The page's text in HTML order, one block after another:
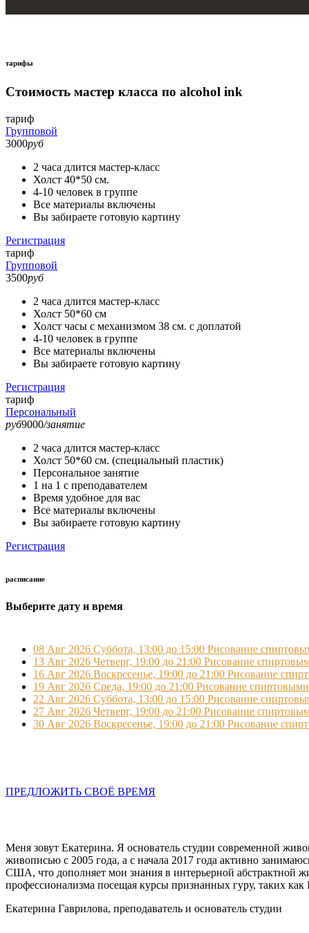
тарифы
Стоимость мастер класса по alcohol ink
тариф
Групповой
3000руб
2 часа длится мастер-класс
Холст 40*50 см.
4-10 человек в группе
Все материалы включены
Вы забираете готовую картину
Регистрация
тариф
Групповой
3500руб
2 часа длится мастер-класс
Холст 50*60 см
Холст часы с механизмом 38 см. с доплатой
4-10 человек в группе
Все материалы включены
Вы забираете готовую картину
Регистрация
тариф
Персональный
руб9000/занятие
2 часа длится мастер-класс
Холст 50*60 см. (специальный пластик)
Персональное занятие
1 на 1 с преподавателем
Время удобное для вас
Все материалы включены
Вы забираете готовую картину
Регистрация
расписание
Выберите дату и время
08 Авг 2026 Суббота, 13:00 до 15:00 Рисование
13 Авг 2026 Четверг, 19:00 до 21:00 Рисование
16 Авг 2026 Воскресенье, 19:00 до 21:00 Рисование
19 Авг 2026 Среда, 19:00 до 21:00 Рисование
22 Авг 2026 Суббота, 13:00 до 15:00 Рисование
27 Авг 2026 Четверг, 19:00 до 21:00 Рисование
30 Авг 2026 Воскресенье, 19:00 до 21:00 Рисование
ПРЕДЛОЖИТЬ СВОЁ ВРЕМЯ
Меня зовут Екатерина. Я основатель студии современной
живописью с 2005 года, а с начала 2017 года активно
США, что дополняет мои знания в интерьерной абстрактной
профессионализма посещая курсы признанных гуру, таких
Екатерина Гаврилова, преподаватель и основатель студии